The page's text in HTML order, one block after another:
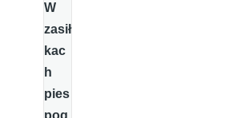
W
zasił
kac
h
pies